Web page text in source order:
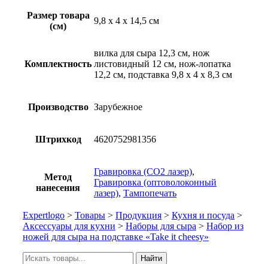
Размер товара
(см)
9,8 х 4 х 14,5 см
Комплектность
вилка для сыра 12,3 см, нож
листовидный 12 см, нож-лопатка
12,2 см, подставка 9,8 х 4 х 8,3 см
Производство Зарубежное
Штрихкод 4620752981356
Метод
нанесения
Гравировка (CO2 лазер),
Гравировка (оптоволоконный
лазер), Тампопечать
Expertlogo > Товары > Продукция > Кухня и посуда >
Аксессуары для кухни > Наборы для сыра > Набор из
ножей для сыра на подставке «Take it cheesy»
Искать:
Найти